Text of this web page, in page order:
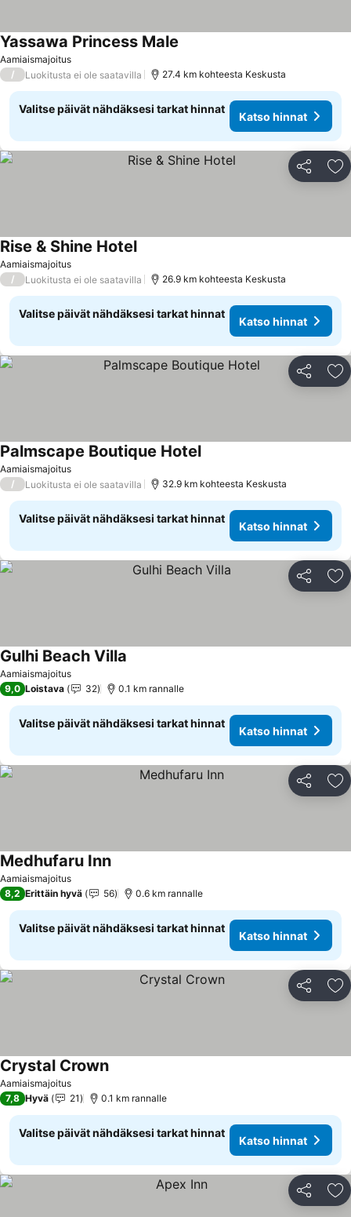
Aamiaismajoitus
Yassawa Princess Male
/ Luokitusta ei ole saatavilla 27.4 km kohteesta Keskusta
Valitse päivät nähdäksesi tarkat hinnat
Katso hinnat
Jaa
Aamiaismajoitus
Rise & Shine HotelKatso hinnat
/ Luokitusta ei ole saatavilla 26.9 km kohteesta Keskusta
Valitse päivät nähdäksesi tarkat hinnat
Katso hinnat
Jaa
Aamiaismajoitus
Palmscape Boutique HotelKatso hinnat
/ Luokitusta ei ole saatavilla 32.9 km kohteesta Keskusta
Valitse päivät nähdäksesi tarkat hinnat
Katso hinnat
Jaa
Aamiaismajoitus
Gulhi Beach Villa
9,0 Loistava 32 0.1 km rannalle
Valitse päivät nähdäksesi tarkat hinnat
Katso hinnat
Jaa
Aamiaismajoitus
Medhufaru InnKatso hinnat
8,2 Erittäin hyvä 56 0.6 km rannalle
Valitse päivät nähdäksesi tarkat hinnat
Katso hinnat
Jaa
Aamiaismajoitus
Crystal CrownKatso hinnat
7,8 Hyvä 21 0.1 km rannalle
Valitse päivät nähdäksesi tarkat hinnat
Katso hinnat
Jaa